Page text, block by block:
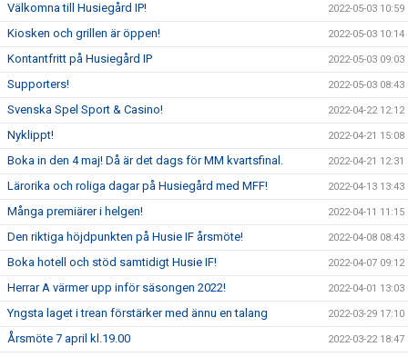
Välkomna till Husiegård IP! 2022-05-03 10:59
Kiosken och grillen är öppen! 2022-05-03 10:14
Kontantfritt på Husiegård IP 2022-05-03 09:03
Supporters! 2022-05-03 08:43
Svenska Spel Sport & Casino! 2022-04-22 12:12
Nyklippt! 2022-04-21 15:08
Boka in den 4 maj! Då är det dags för MM kvartsfinal. 2022-04-21 12:31
Lärorika och roliga dagar på Husiegård med MFF! 2022-04-13 13:43
Många premiärer i helgen! 2022-04-11 11:15
Den riktiga höjdpunkten på Husie IF årsmöte! 2022-04-08 08:43
Boka hotell och stöd samtidigt Husie IF! 2022-04-07 09:12
Herrar A värmer upp inför säsongen 2022! 2022-04-01 13:03
Yngsta laget i trean förstärker med ännu en talang 2022-03-29 17:10
Årsmöte 7 april kl.19.00 2022-03-22 18:47